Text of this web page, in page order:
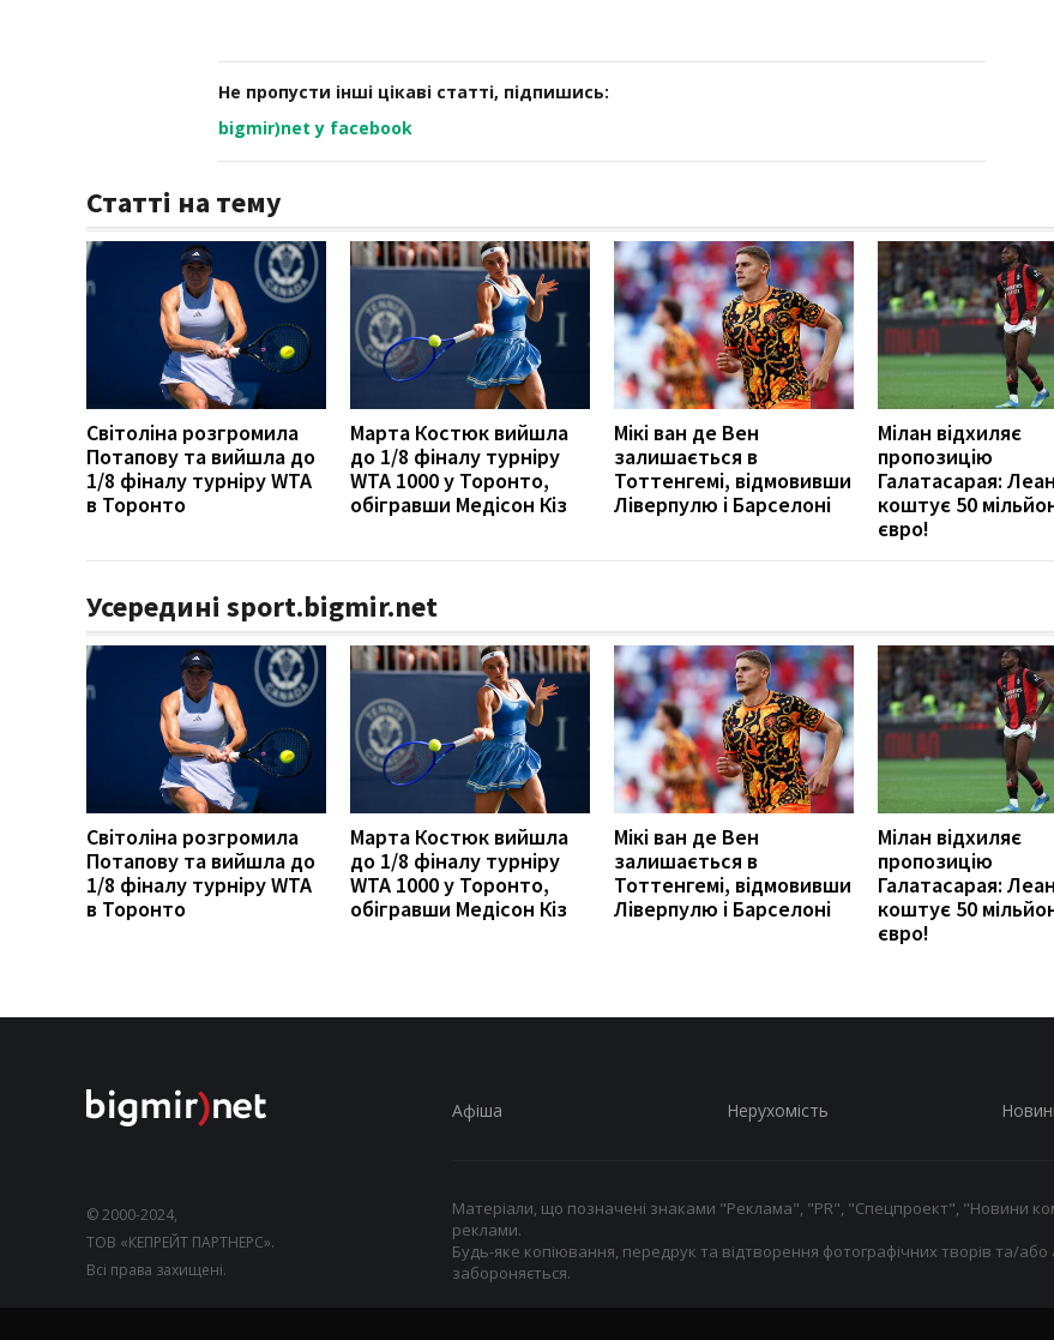
Не пропусти інші цікаві статті, підпишись:
bigmir)net у facebook
Статті на тему
Світоліна розгромила
Потапову та вийшла до
1/8 фіналу турніру WTA
в Торонто
Марта Костюк вийшла
до 1/8 фіналу турніру
WTA 1000 у Торонто,
обігравши Медісон Кіз
Мікі ван де Вен
залишається в
Тоттенгемі, відмовивши
Ліверпулю і Барселоні
Мілан відхиляє
пропозицію
Галатасарая: Леан
коштує 50
євро!
Усередині sport.bigmir.net
Світоліна розгромила
Потапову та вийшла до
1/8 фіналу турніру WTA
в Торонто
Марта Костюк вийшла
до 1/8 фіналу турніру
WTA 1000 у Торонто,
обігравши Медісон Кіз
Мікі ван де Вен
залишається в
Тоттенгемі, відмовивши
Ліверпулю і Барселоні
Мілан відхиляє
пропозицію
Галатасарая: Леан
коштує 50
євро!
© 2000-2024,
ТОВ «КЕПРЕЙТ ПАРТНЕРС».
Всі права захищені.
Афіша Нерухомість
Матеріали, що позначені знаками "Реклама", "PR", "Спецпроект", "Новини
реклами.
Будь-яке копіювання, передрук та відтворення фотографічних творів та/
забороняється.